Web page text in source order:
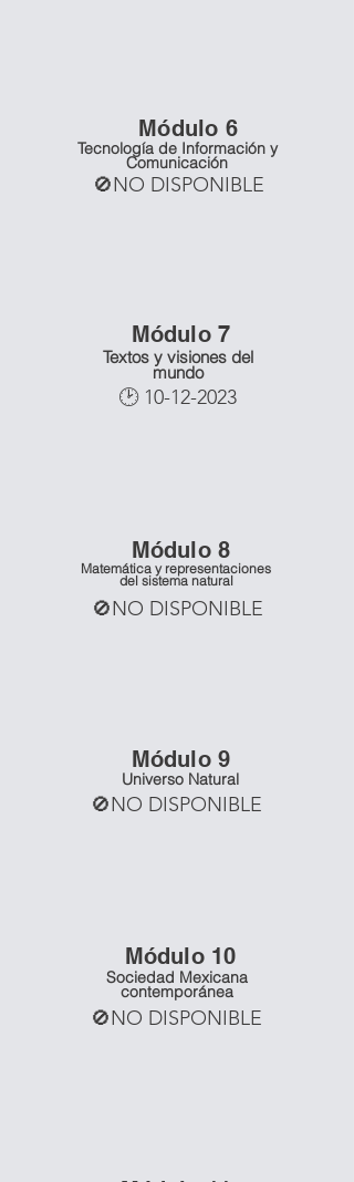
Tecnología de Información y
Comunicación
Módulo 6
🚫NO DISPONIBLE
Módulo 7
Textos y visiones del
mundo
🕑 10-12-2023
Matemática y representaciones
del sistema natural
Módulo 8
🚫NO DISPONIBLE
Módulo 9
Universo Natural
🚫NO DISPONIBLE
Sociedad Mexicana
contemporánea
🚫NO DISPONIBLE
Módulo 10